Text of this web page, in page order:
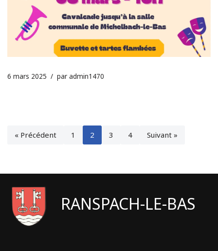
6 mars 2025 par admin1470
« Précédent 1 2 3 4 Suivant »
RANSPACH-LE-BAS